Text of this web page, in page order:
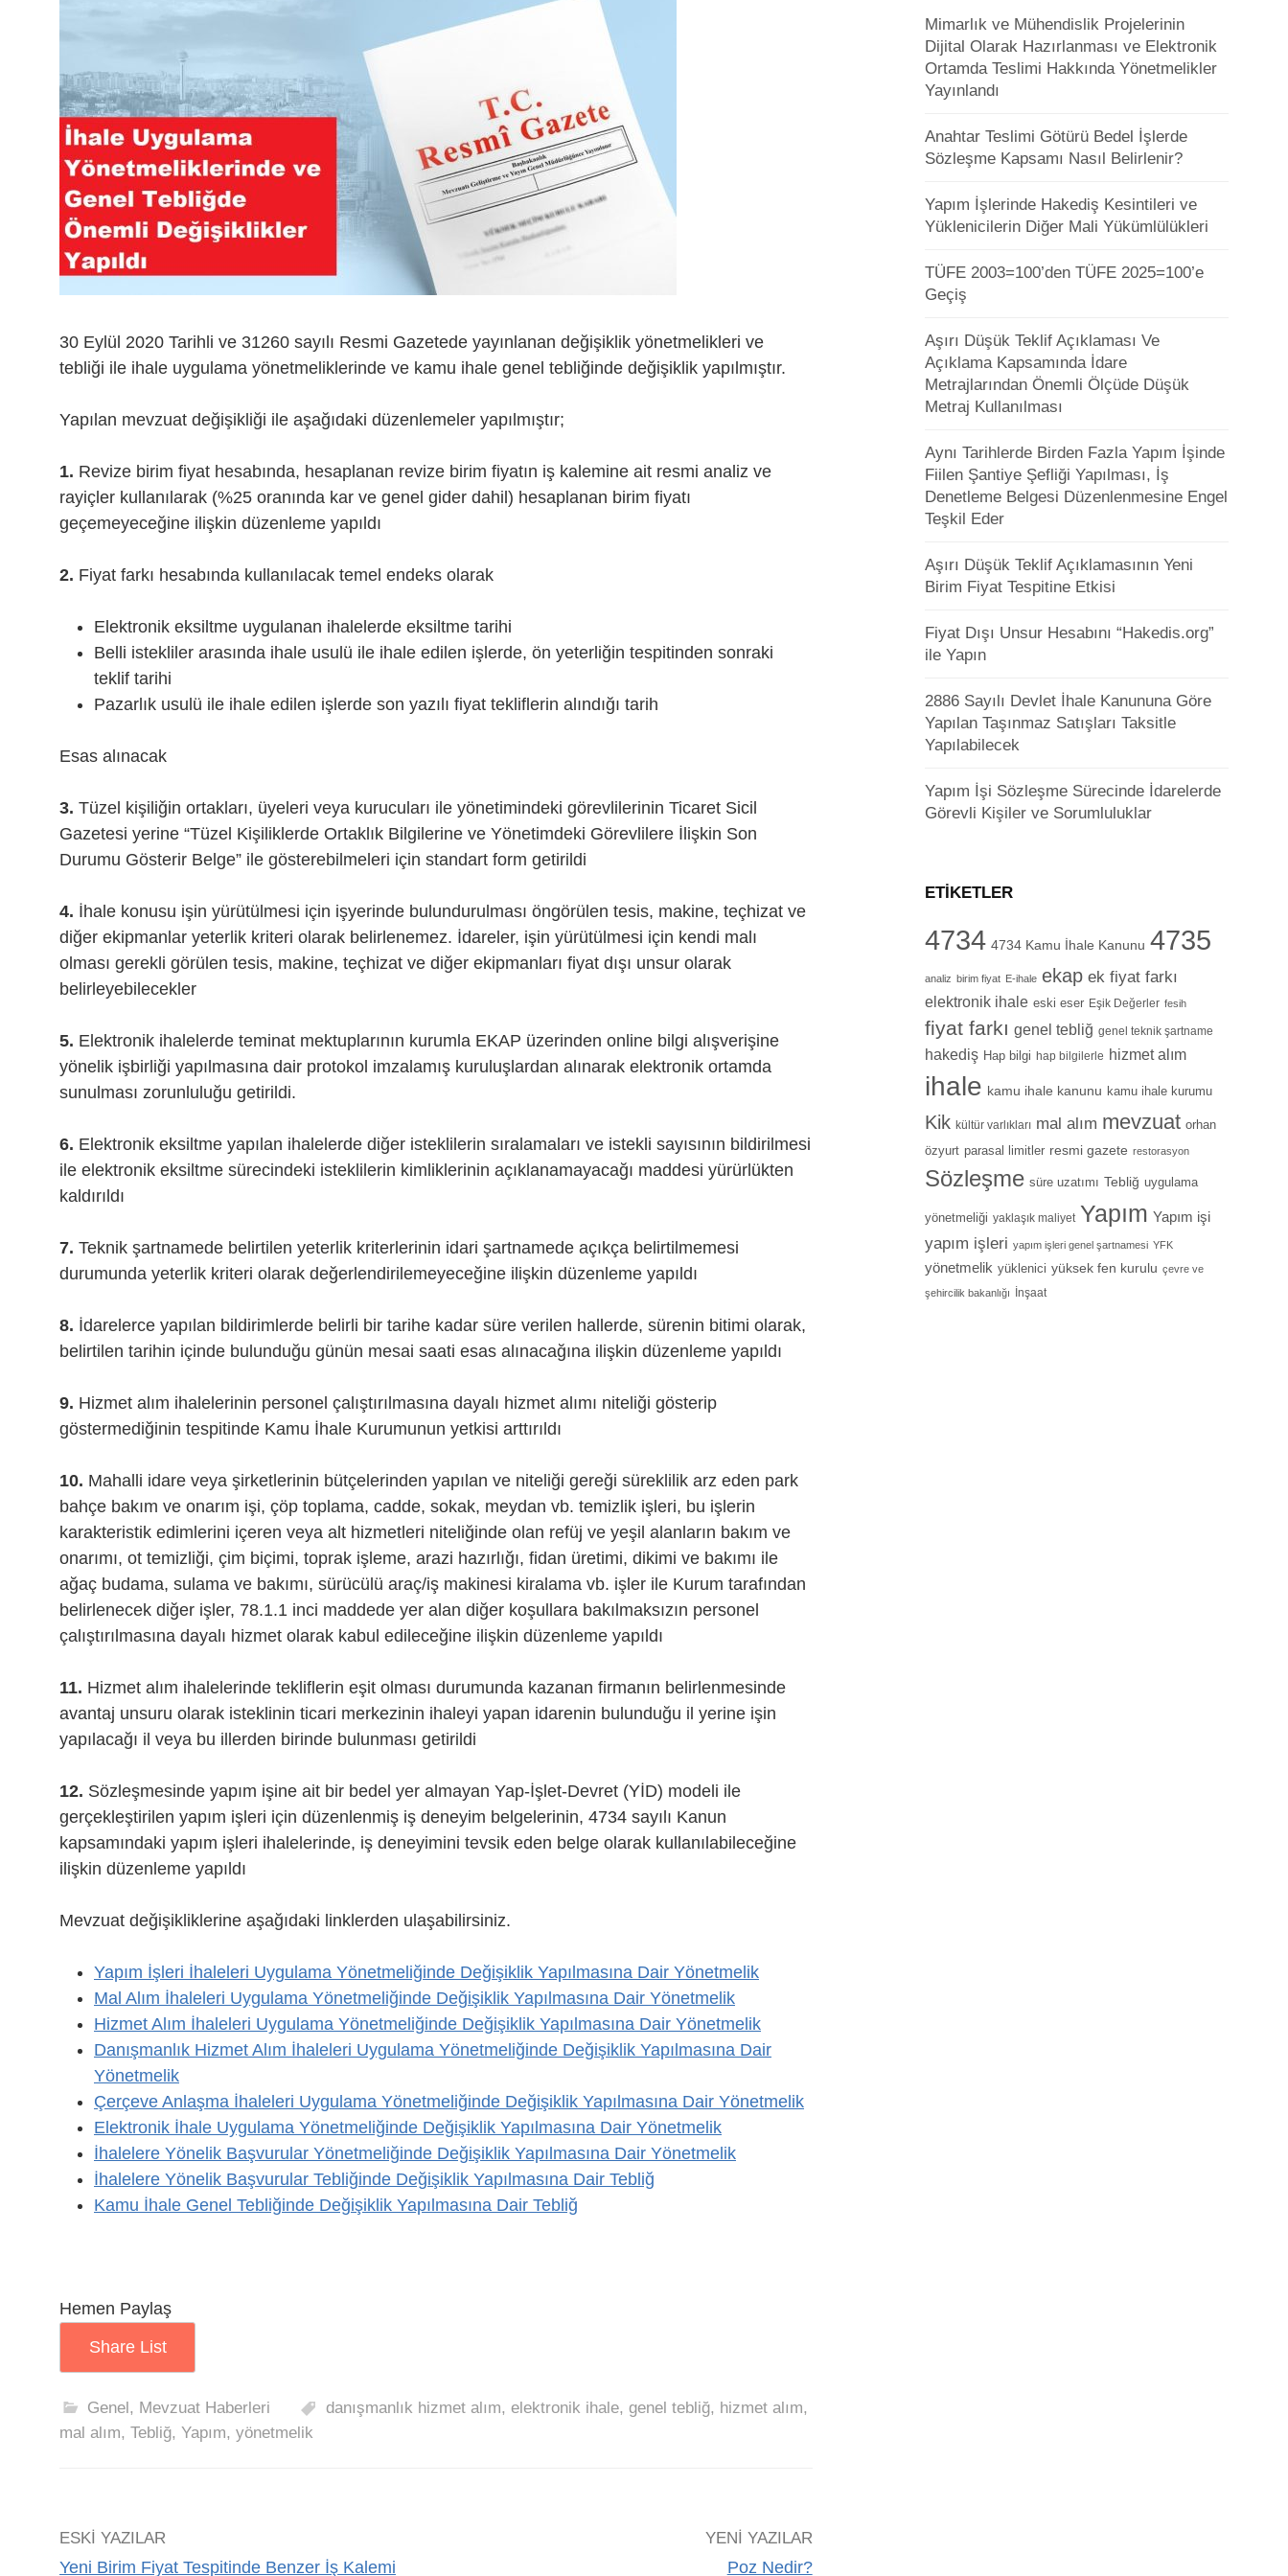
30 Eylül 2020 Tarihli ve 31260 sayılı Resmi Gazetede yayınlanan değişiklik yönetmelikleri ve
tebliği ile ihale uygulama yönetmeliklerinde ve kamu ihale genel tebliğinde değişiklik yapılmıştır.
Yapılan mevzuat değişikliği ile aşağıdaki düzenlemeler yapılmıştır;
1. Revize birim fiyat hesabında, hesaplanan revize birim fiyatın iş kalemine ait resmi analiz ve
rayiçler kullanılarak (%25 oranında kar ve genel gider dahil) hesaplanan birim fiyatı
geçemeyeceğine ilişkin düzenleme yapıldı
2. Fiyat farkı hesabında kullanılacak temel endeks olarak
Elektronik eksiltme uygulanan ihalelerde eksiltme tarihi
Belli istekliler arasında ihale usulü ile ihale edilen işlerde, ön yeterliğin tespitinden sonraki
teklif tarihi
Pazarlık usulü ile ihale edilen işlerde son yazılı fiyat tekliflerin alındığı tarih
Esas alınacak
3. Tüzel kişiliğin ortakları, üyeleri veya kurucuları ile yönetimindeki görevlilerinin Ticaret Sicil
Gazetesi yerine “Tüzel Kişiliklerde Ortaklık Bilgilerine ve Yönetimdeki Görevlilere İlişkin Son
Durumu Gösterir Belge” ile gösterebilmeleri için standart form getirildi
4. İhale konusu işin yürütülmesi için işyerinde bulundurulması öngörülen tesis, makine, teçhizat ve
diğer ekipmanlar yeterlik kriteri olarak belirlenemez. İdareler, işin yürütülmesi için kendi malı
olması gerekli görülen tesis, makine, teçhizat ve diğer ekipmanları fiyat dışı unsur olarak
belirleyebilecekler
5. Elektronik ihalelerde teminat mektuplarının kurumla EKAP üzerinden online bilgi alışverişine
yönelik işbirliği yapılmasına dair protokol imzalamış kuruluşlardan alınarak elektronik ortamda
sunulması zorunluluğu getirildi.
6. Elektronik eksiltme yapılan ihalelerde diğer isteklilerin sıralamaları ve istekli sayısının bildirilmesi
ile elektronik eksiltme sürecindeki isteklilerin kimliklerinin açıklanamayacağı maddesi yürürlükten
kaldırıldı
7. Teknik şartnamede belirtilen yeterlik kriterlerinin idari şartnamede açıkça belirtilmemesi
durumunda yeterlik kriteri olarak değerlendirilemeyeceğine ilişkin düzenleme yapıldı
8. İdarelerce yapılan bildirimlerde belirli bir tarihe kadar süre verilen hallerde, sürenin bitimi olarak,
belirtilen tarihin içinde bulunduğu günün mesai saati esas alınacağına ilişkin düzenleme yapıldı
9. Hizmet alım ihalelerinin personel çalıştırılmasına dayalı hizmet alımı niteliği gösterip
göstermediğinin tespitinde Kamu İhale Kurumunun yetkisi arttırıldı
10. Mahalli idare veya şirketlerinin bütçelerinden yapılan ve niteliği gereği süreklilik arz eden park
bahçe bakım ve onarım işi, çöp toplama, cadde, sokak, meydan vb. temizlik işleri, bu işlerin
karakteristik edimlerini içeren veya alt hizmetleri niteliğinde olan refüj ve yeşil alanların bakım ve
onarımı, ot temizliği, çim biçimi, toprak işleme, arazi hazırlığı, fidan üretimi, dikimi ve bakımı ile
ağaç budama, sulama ve bakımı, sürücülü araç/iş makinesi kiralama vb. işler ile Kurum tarafından
belirlenecek diğer işler, 78.1.1 inci maddede yer alan diğer koşullara bakılmaksızın personel
çalıştırılmasına dayalı hizmet olarak kabul edileceğine ilişkin düzenleme yapıldı
11. Hizmet alım ihalelerinde tekliflerin eşit olması durumunda kazanan firmanın belirlenmesinde
avantaj unsuru olarak isteklinin ticari merkezinin ihaleyi yapan idarenin bulunduğu il yerine işin
yapılacağı il veya bu illerden birinde bulunması getirildi
12. Sözleşmesinde yapım işine ait bir bedel yer almayan Yap-İşlet-Devret (YİD) modeli ile
gerçekleştirilen yapım işleri için düzenlenmiş iş deneyim belgelerinin, 4734 sayılı Kanun
kapsamındaki yapım işleri ihalelerinde, iş deneyimini tevsik eden belge olarak kullanılabileceğine
ilişkin düzenleme yapıldı
Mevzuat değişikliklerine aşağıdaki linklerden ulaşabilirsiniz.
Yapım İşleri İhaleleri Uygulama Yönetmeliğinde Değişiklik Yapılmasına Dair Yönetmelik
Mal Alım İhaleleri Uygulama Yönetmeliğinde Değişiklik Yapılmasına Dair Yönetmelik
Hizmet Alım İhaleleri Uygulama Yönetmeliğinde Değişiklik Yapılmasına Dair Yönetmelik
Danışmanlık Hizmet Alım İhaleleri Uygulama Yönetmeliğinde Değişiklik Yapılmasına Dair
Yönetmelik
Çerçeve Anlaşma İhaleleri Uygulama Yönetmeliğinde Değişiklik Yapılmasına Dair Yönetmelik
Elektronik İhale Uygulama Yönetmeliğinde Değişiklik Yapılmasına Dair Yönetmelik
İhalelere Yönelik Başvurular Yönetmeliğinde Değişiklik Yapılmasına Dair Yönetmelik
İhalelere Yönelik Başvurular Tebliğinde Değişiklik Yapılmasına Dair Tebliğ
Kamu İhale Genel Tebliğinde Değişiklik Yapılmasına Dair Tebliğ
Hemen Paylaş
Share List
Genel, Mevzuat Haberleri danışmanlık hizmet alım, elektronik ihale, genel tebliğ, hizmet alım,
mal alım, Tebliğ, Yapım, yönetmelik
ESKI YAZILAR
Yeni Birim Fiyat Tespitinde Benzer İş Kalemi
YENI YAZILAR
Poz Nedir?
Mimarlık ve Mühendislik Projelerinin
Dijital Olarak Hazırlanması ve Elektronik
Ortamda Teslimi Hakkında Yönetmelikler
Yayınlandı
Anahtar Teslimi Götürü Bedel İşlerde
Sözleşme Kapsamı Nasıl Belirlenir?
Yapım İşlerinde Hakediş Kesintileri ve
Yüklenicilerin Diğer Mali Yükümlülükleri
TÜFE 2003=100’den TÜFE 2025=100’e
Geçiş
Aşırı Düşük Teklif Açıklaması Ve
Açıklama Kapsamında İdare
Metrajlarından Önemli Ölçüde Düşük
Metraj Kullanılması
Aynı Tarihlerde Birden Fazla Yapım İşinde
Fiilen Şantiye Şefliği Yapılması, İş
Denetleme Belgesi Düzenlenmesine Engel
Teşkil Eder
Aşırı Düşük Teklif Açıklamasının Yeni
Birim Fiyat Tespitine Etkisi
Fiyat Dışı Unsur Hesabını “Hakedis.org”
ile Yapın
2886 Sayılı Devlet İhale Kanununa Göre
Yapılan Taşınmaz Satışları Taksitle
Yapılabilecek
Yapım İşi Sözleşme Sürecinde İdarelerde
Görevli Kişiler ve Sorumluluklar
ETIKETLER
4734 4734 Kamu İhale Kanunu 4735
analiz birim fiyat E-ihale ekap ek fiyat farkı
elektronik ihale eski eser Eşik Değerler fesih
fiyat farkı genel tebliğ genel teknik şartname
hakediş Hap bilgi hap bilgilerle hizmet alım
ihale kamu ihale kanunu kamu ihale kurumu
Kik kültür varlıkları mal alım mevzuat orhan
özyurt parasal limitler resmi gazete restorasyon
Sözleşme süre uzatımı Tebliğ uygulama
yönetmeliği yaklaşık maliyet Yapım Yapım işi
yapım işleri yapım işleri genel şartnamesi YFK
yönetmelik yüklenici yüksek fen kurulu çevre ve
şehircilik bakanlığı İnşaat